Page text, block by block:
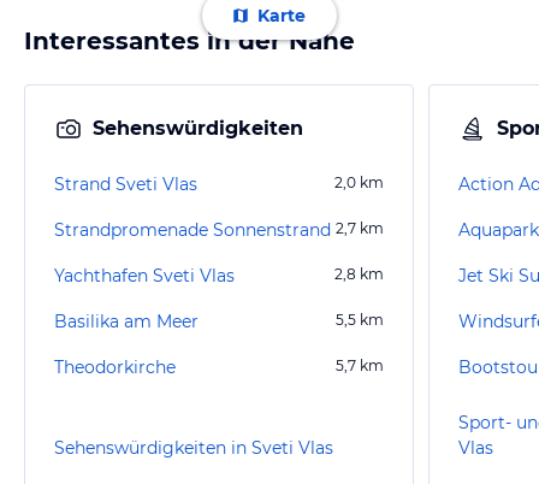
Karte
Interessantes in der Nähe
Sehenswürdigkeiten
Strand Sveti Vlas 2,0 km
Strandpromenade Sonnenstrand 2,7 km
Yachthafen Sveti Vlas 2,8 km
Basilika am Meer 5,5 km
Theodorkirche 5,7 km
Sehenswürdigkeiten in Sveti Vlas
Action
Jet Ski
Sport-
Vlas